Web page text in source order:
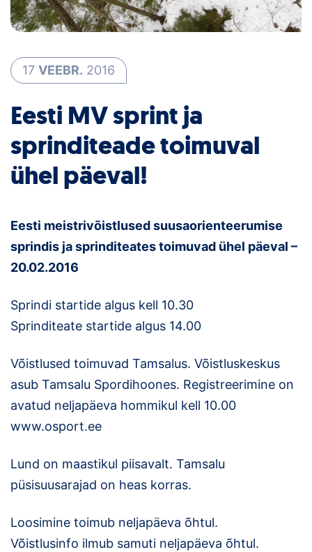
Kontakt
EOL
Galerii
Kaardid
Kalender
Tulemused
Dokumendid
Suletud maastikud
Püsirajad
Ajalugu
Koolitused
17 VEEBR. 2016
Eesti MV sprint ja
sprinditeade toimuval
ühel päeval!
Eesti meistrivõistlused suusaorienteerumise
sprindis ja sprinditeates toimuvad ühel päeval –
20.02.2016
Sprindi startide algus kell 10.30
Sprinditeate startide algus 14.00
Võistlused toimuvad Tamsalus. Võistluskeskus
asub Tamsalu Spordihoones. Registreerimine on
avatud neljapäeva hommikul kell 10.00
www.osport.ee
Lund on maastikul piisavalt. Tamsalu
püsisuusarajad on heas korras.
Loosimine toimub neljapäeva õhtul.
Võistlusinfo ilmub samuti neljapäeva õhtul.